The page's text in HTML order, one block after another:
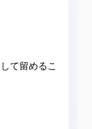
て留めるこ